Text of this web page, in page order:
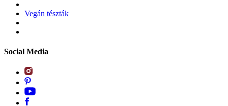
Vegán tészták
Social Media